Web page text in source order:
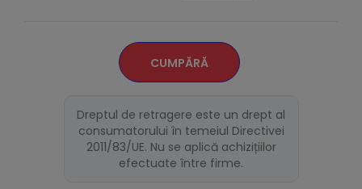
CUMPĂRĂ
Dreptul de retragere este un drept al
consumatorului în temeiul Directivei
2011/83/UE. Nu se aplică achizițiilor
efectuate între firme.